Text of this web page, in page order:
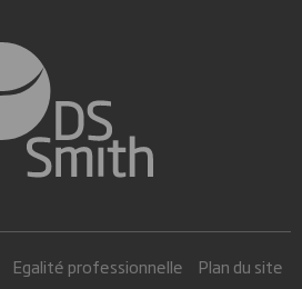
Egalité professionnelle
Plan du site